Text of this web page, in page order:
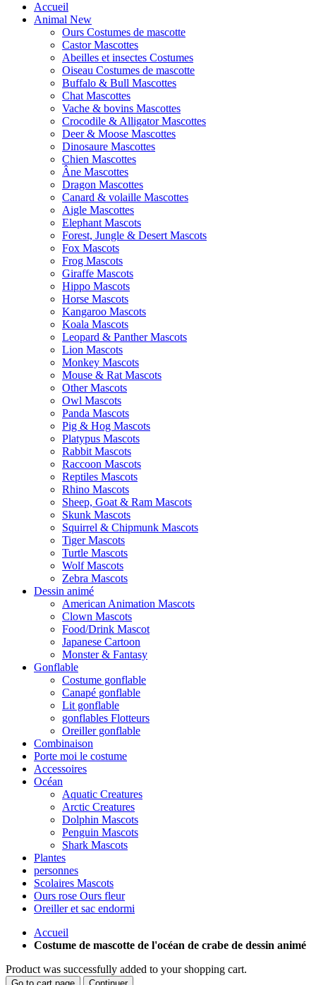
Accueil
Animal New
Ours Costumes de mascotte
Castor Mascottes
Abeilles et insectes Costumes
Oiseau Costumes de mascotte
Buffalo & Bull Mascottes
Chat Mascottes
Vache & bovins Mascottes
Crocodile & Alligator Mascottes
Deer & Moose Mascottes
Dinosaure Mascottes
Chien Mascottes
Âne Mascottes
Dragon Mascottes
Canard & volaille Mascottes
Aigle Mascottes
Elephant Mascots
Forest, Jungle & Desert Mascots
Fox Mascots
Frog Mascots
Giraffe Mascots
Hippo Mascots
Horse Mascots
Kangaroo Mascots
Koala Mascots
Leopard & Panther Mascots
Lion Mascots
Monkey Mascots
Mouse & Rat Mascots
Other Mascots
Owl Mascots
Panda Mascots
Pig & Hog Mascots
Platypus Mascots
Rabbit Mascots
Raccoon Mascots
Reptiles Mascots
Rhino Mascots
Sheep, Goat & Ram Mascots
Skunk Mascots
Squirrel & Chipmunk Mascots
Tiger Mascots
Turtle Mascots
Wolf Mascots
Zebra Mascots
Dessin animé
American Animation Mascots
Clown Mascots
Food/Drink Mascot
Japanese Cartoon
Monster & Fantasy
Gonflable
Costume gonflable
Canapé gonflable
Lit gonflable
gonflables Flotteurs
Oreiller gonflable
Combinaison
Porte moi le costume
Accessoires
Océan
Aquatic Creatures
Arctic Creatures
Dolphin Mascots
Penguin Mascots
Shark Mascots
Plantes
personnes
Scolaires Mascots
Ours rose Ours fleur
Oreiller et sac endormi
Accueil
Costume de mascotte de l'océan de crabe de dessin animé
Product was successfully added to your shopping cart.